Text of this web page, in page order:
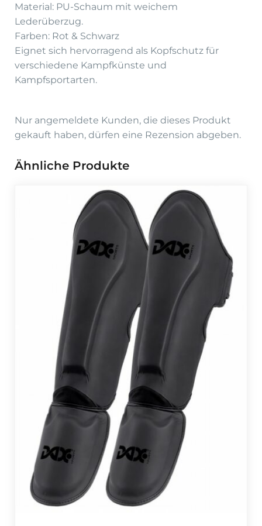
Material: PU-Schaum mit weichem
Lederüberzug.
Farben: Rot & Schwarz
Eignet sich hervorragend als Kopfschutz für
verschiedene Kampfkünste und
Kampfsportarten.
Nur angemeldete Kunden, die dieses Produkt
gekauft haben, dürfen eine Rezension abgeben.
Ähnliche Produkte